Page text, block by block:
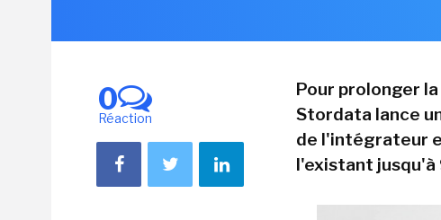
0
Réaction
Pour prolonger
Stordata lance
de l'intégrateur
l'existant jusqu'à